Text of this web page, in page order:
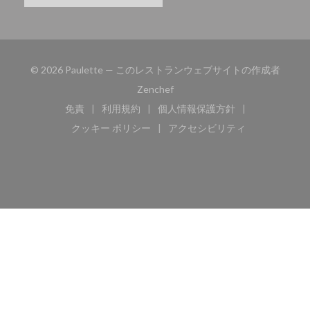
© 2026 Paulette — このレストランウェブサイトの作成者
Zenchef((新しいウィンドウで開きます))
免責
((新しいウィンドウで開きます))
利用規約
((新しいウィンドウで開きます))
個人情報保護方針
((新しいウィンドウで開
クッキー ポリシー
((新しいウィンドウで開きます))
アクセシビリティ
((新しいウィンドウで